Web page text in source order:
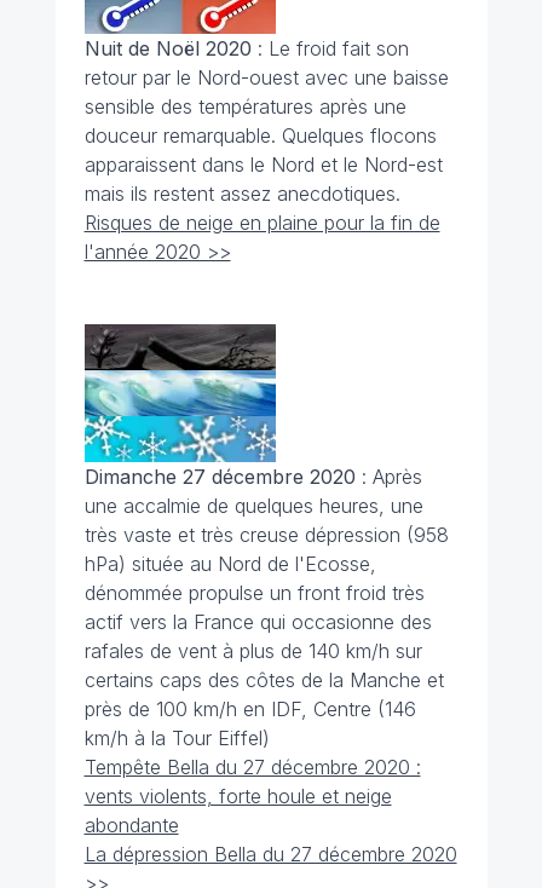
Nuit de Noël 2020 : Le froid fait son
retour par le Nord-ouest avec une baisse
sensible des températures après une
douceur remarquable. Quelques flocons
apparaissent dans le Nord et le Nord-est
mais ils restent assez anecdotiques.
Risques de neige en plaine pour la fin de
l'année 2020 >>
Dimanche 27 décembre 2020 : Après
une accalmie de quelques heures, une
très vaste et très creuse dépression (958
hPa) située au Nord de l'Ecosse,
dénommée propulse un front froid très
actif vers la France qui occasionne des
rafales de vent à plus de 140 km/h sur
certains caps des côtes de la Manche et
près de 100 km/h en IDF, Centre (146
km/h à la Tour Eiffel)
Tempête Bella du 27 décembre 2020 :
vents violents, forte houle et neige
abondante
La dépression Bella du 27 décembre 2020